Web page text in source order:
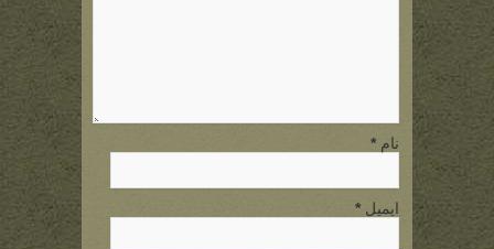
نام *
ایمیل *